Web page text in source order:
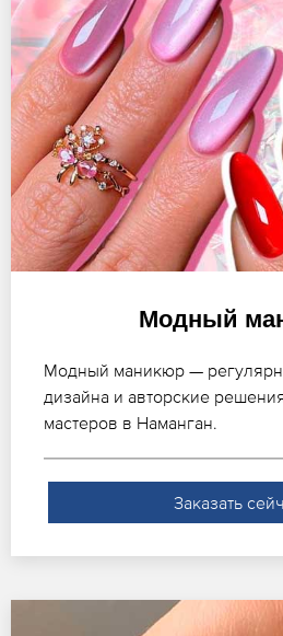
Модный
Модный маникюр —
дизайна и авторские
мастеров в Наманган.
Заказать